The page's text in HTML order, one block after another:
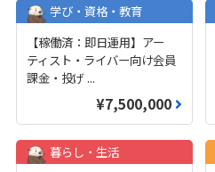
学び・資格・教育
【稼働済：即日運用】アー
ティスト・ライバー向け会員
課金・投げ ...
¥7,500,000
暮らし・生活